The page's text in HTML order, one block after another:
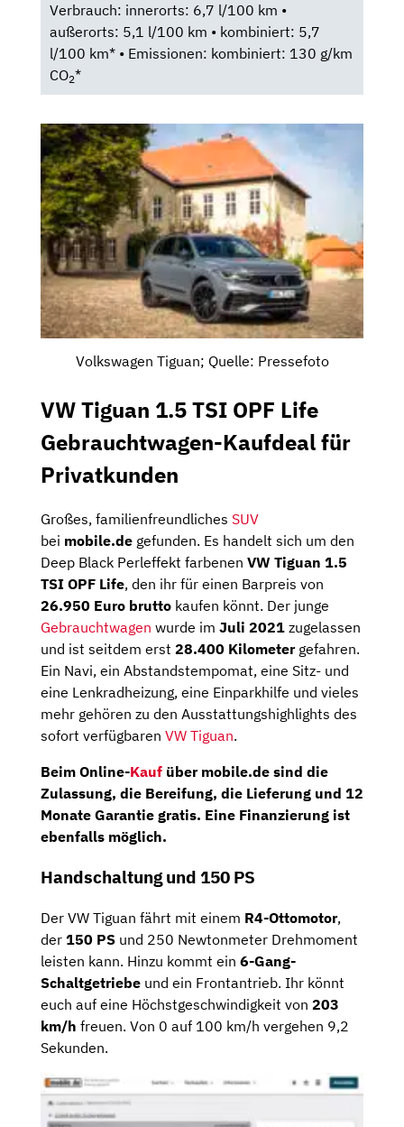
Verbrauch: innerorts: 6,7 l/100 km •
außerorts: 5,1 l/100 km • kombiniert: 5,7
l/100 km* • Emissionen: kombiniert: 130 g/km
CO2*
Volkswagen Tiguan; Quelle: Pressefoto
VW Tiguan 1.5 TSI OPF Life
Gebrauchtwagen-Kaufdeal für
Privatkunden
Großes, familienfreundliches SUV
bei mobile.de gefunden. Es handelt sich um den
Deep Black Perleffekt farbenen VW Tiguan 1.5
TSI OPF Life, den ihr für einen Barpreis von
26.950 Euro brutto kaufen könnt. Der junge
Gebrauchtwagen wurde im Juli 2021 zugelassen
und ist seitdem erst 28.400 Kilometergefahren.
Ein Navi, ein Abstandstempomat, eine Sitz- und
eine Lenkradheizung, eine Einparkhilfe und vieles
mehr gehören zu den Ausstattungshighlights des
sofort verfügbaren VW Tiguan.
Beim Online-Kauf über mobile.de sind die
Zulassung, die Bereifung, die Lieferung und 12
Monate Garantie gratis. Eine Finanzierung ist
ebenfalls möglich.
Handschaltung und 150 PS
Der VW Tiguan fährt mit einem R4-Ottomotor,
der 150 PS und 250 Newtonmeter Drehmoment
leisten kann. Hinzu kommt ein 6-Gang-
Schaltgetriebe und ein Frontantrieb. Ihr könnt
euch auf eine Höchstgeschwindigkeit von 203
km/h freuen. Von 0 auf 100 km/h vergehen 9,2
Sekunden.